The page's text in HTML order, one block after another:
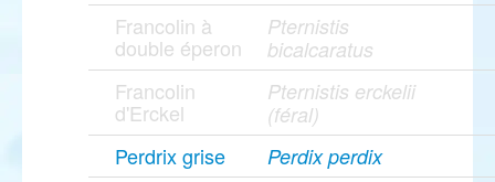
Francolin à
double éperon
Pternistis
bicalcaratus
Francolin
d'Erckel
Pternistis erckelii
(féral)
Perdrix grise Perdix perdix